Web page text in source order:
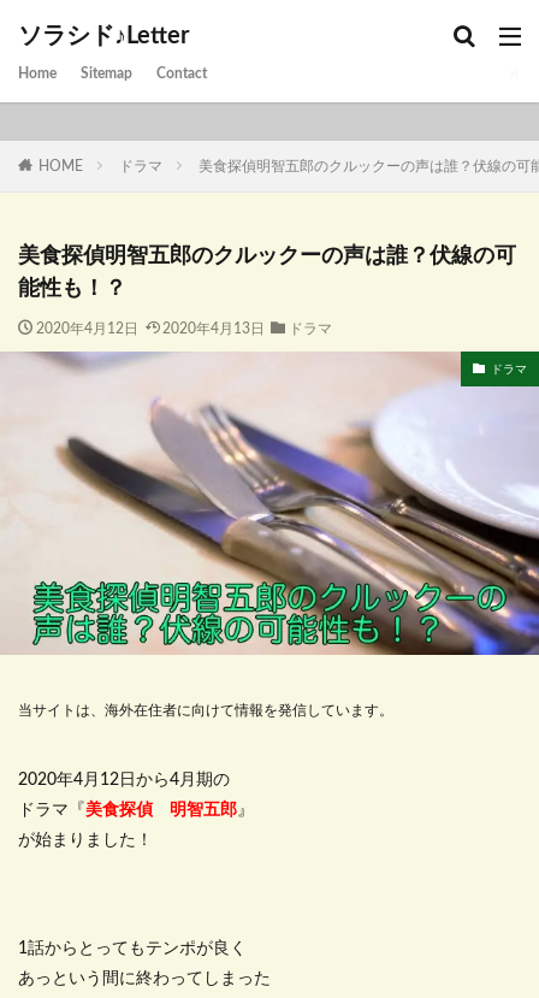
ソラシド♪Letter
Home Sitemap Contact
HOME ドラマ 美食探偵明智五郎のクルックーの声は誰？伏線の可
美食探偵明智五郎のクルックーの声は誰？伏線の可
能性も！？
2020年4月12日 2020年4月13日 ドラマ
ドラマ
当サイトは、海外在住者に向けて情報を発信しています。
2020年4月12日から4月期の
ドラマ『 美食探偵 明智五郎』
が始まりました！
1話からとってもテンポが良く
あっという間に終わってしまった